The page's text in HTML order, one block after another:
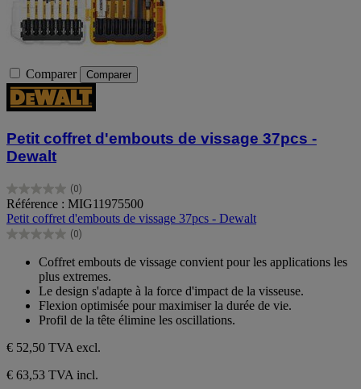
Comparer Comparer
Petit coffret d'embouts de vissage 37pcs -
Dewalt
(0)
0.0
sur
5
étoiles.
Référence : MIG11975500
Petit coffret d'embouts de vissage 37pcs - Dewalt
(0)
0.0
étoiles.
Coffret embouts de vissage convient pour les applications les
plus extremes.
Le design s'adapte à la force d'impact de la visseuse.
Flexion optimisée pour maximiser la durée de vie.
Profil de la tête élimine les oscillations.
€ 52,50 TVA excl.
€ 63,53 TVA incl.